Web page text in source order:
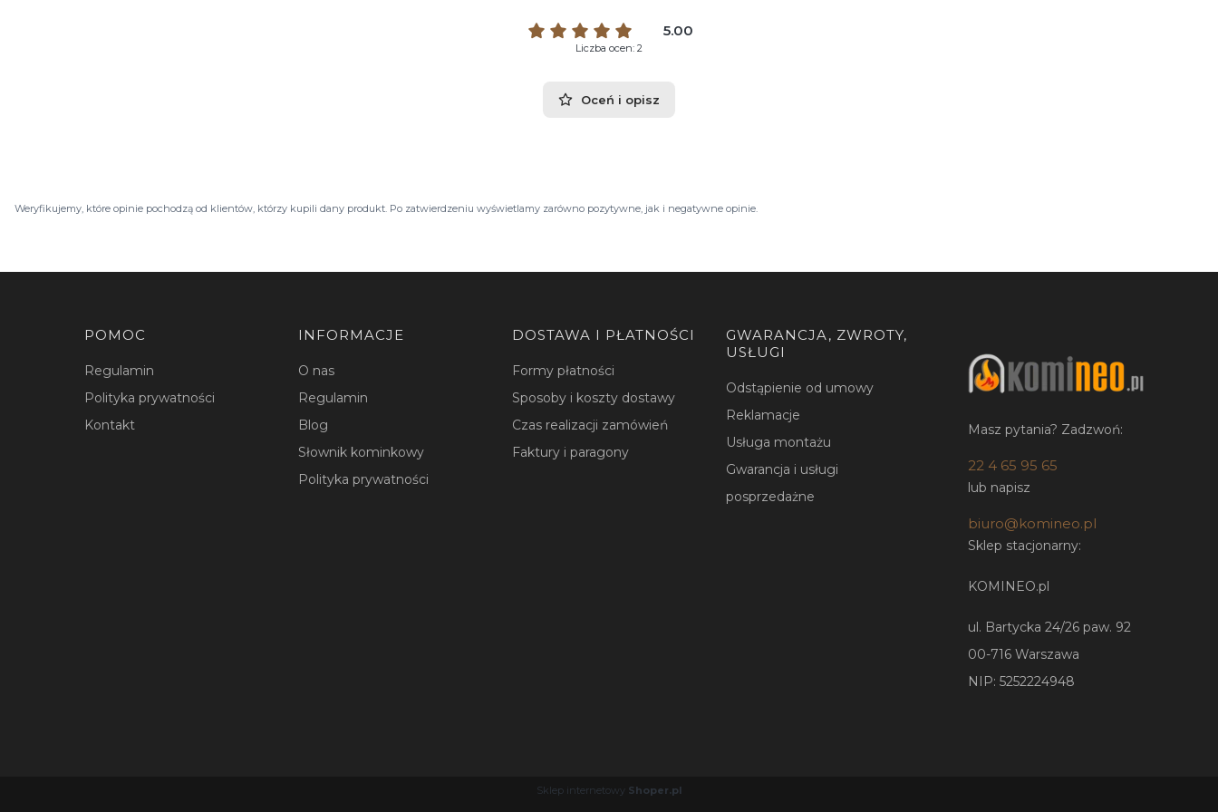
5.00
Liczba ocen: 2
Oceń i opisz
Weryfikujemy, które opinie pochodzą od klientów, którzy kupili dany produkt. Po zatwierdzeniu wyświetlamy zarówno pozytywne, jak i negatywne opinie.
Linki w stopce
POMOC
Regulamin
Polityka prywatności
Kontakt
INFORMACJE
O nas
Regulamin
Blog
Słownik kominkowy
Polityka prywatności
DOSTAWA I PŁATNOŚCI
Formy płatności
Sposoby i koszty dostawy
Czas realizacji zamówień
Faktury i paragony
GWARANCJA, ZWROTY,
USŁUGI
Odstąpienie od umowy
Reklamacje
Usługa montażu
Gwarancja i usługi
posprzedażne
Masz pytania? Zadzwoń:
22 4 65 95 65
lub napisz
biuro@komineo.pl
Sklep stacjonarny:
KOMINEO.pl
ul. Bartycka 24/26 paw. 92
00-716 Warszawa
NIP: 5252224948
Sklep internetowy Shoper.pl